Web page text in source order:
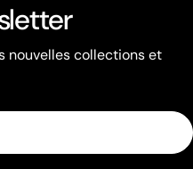
nouvelles collections et